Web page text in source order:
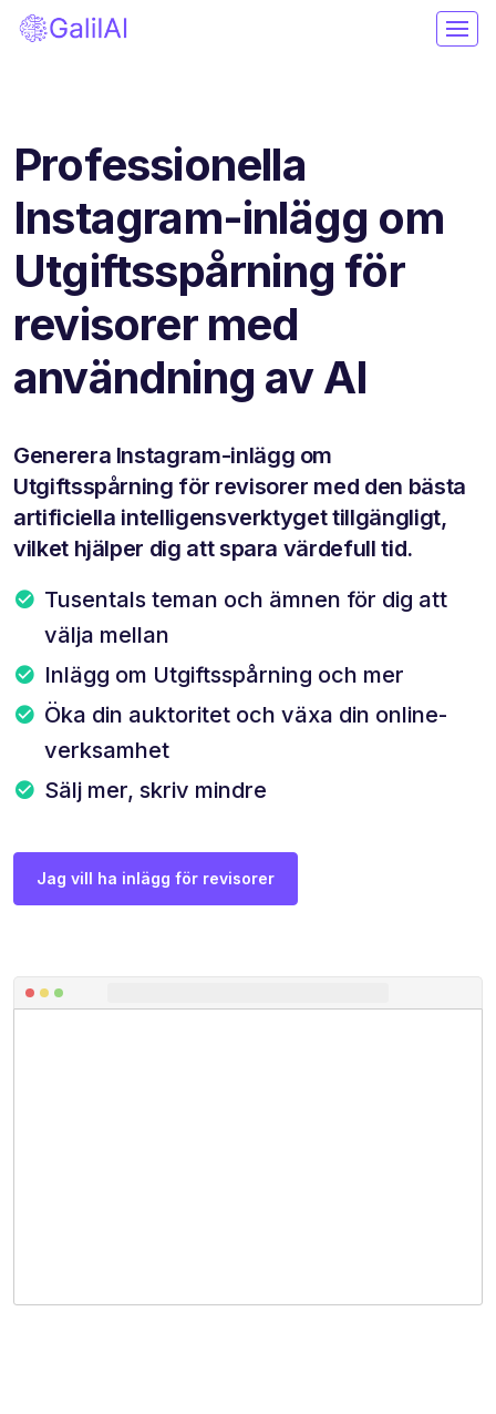
Professionella
Instagram-inlägg om
Utgiftsspårning för
revisorer med
användning av AI
Generera Instagram-inlägg om
Utgiftsspårning för revisorer med den bästa
artificiella intelligensverktyget tillgängligt,
vilket hjälper dig att spara värdefull tid.
Tusentals teman och ämnen för dig att
välja mellan
Inlägg om Utgiftsspårning och mer
Öka din auktoritet och växa din online-
verksamhet
Sälj mer, skriv mindre
Jag vill ha inlägg för revisorer